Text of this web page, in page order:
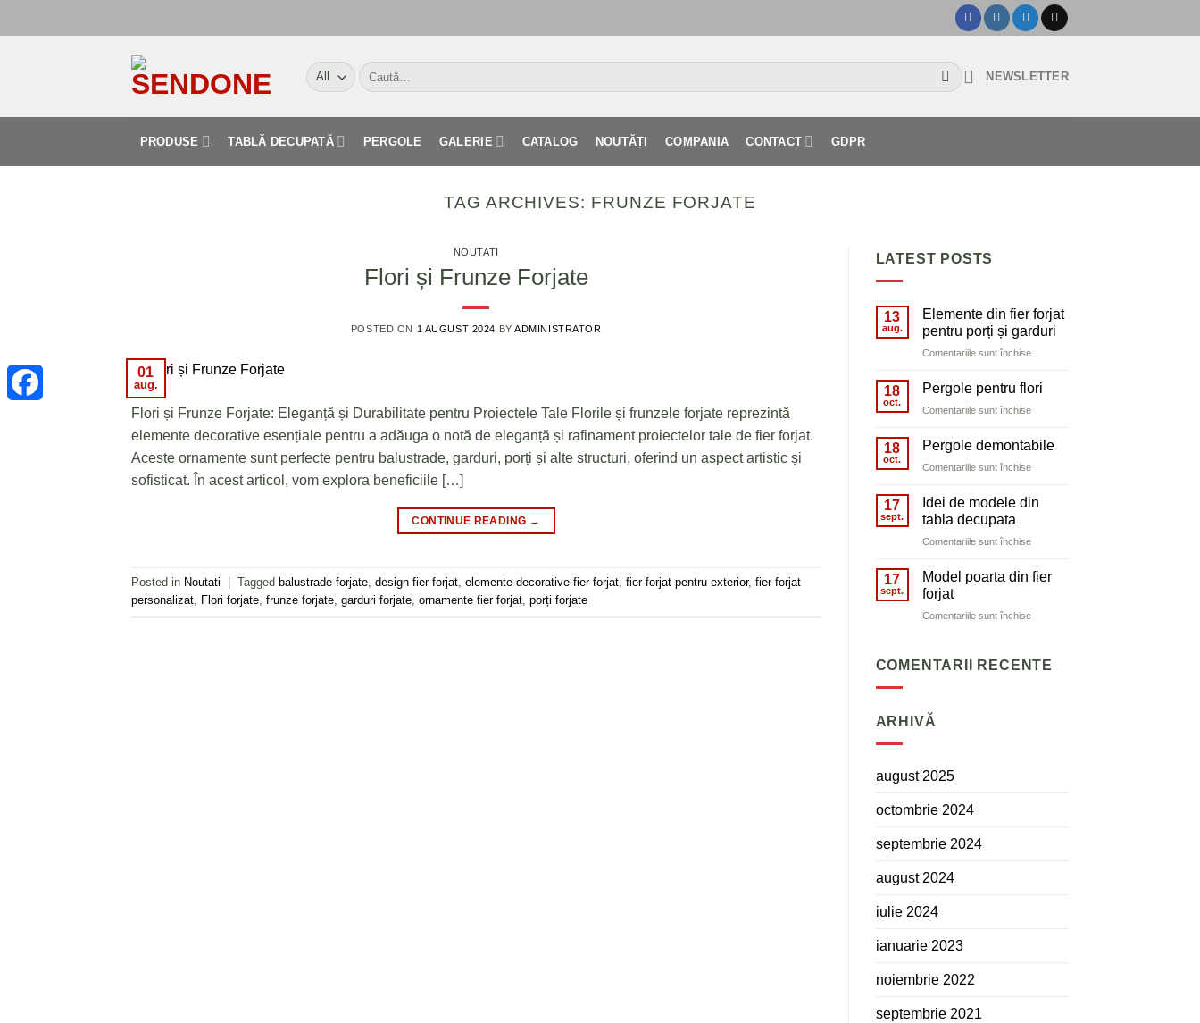
to
Caută
după:
NEWSLETTER
PRODUSE TABLĂ DECUPATĂ PERGOLE GALERIE CATALOG NOUTĂȚI COMPANIA CONTACT GDPR
TAG ARCHIVES: FRUNZE FORJATE
NOUTATI
Flori și Frunze Forjate
POSTED ON 1 AUGUST 2024 BYADMINISTRATOR
01
aug.
Flori și Frunze Forjate: Eleganță și Durabilitate pentru Proiectele Tale Florile și frunzele forjate reprezintă
elemente decorative esențiale pentru a adăuga o notă de eleganță și rafinament proiectelor tale de fier forjat.
Aceste ornamente sunt perfecte pentru balustrade, garduri, porți și alte structuri, oferind un aspect artistic și
sofisticat. În acest articol, vom explora beneficiile […]
CONTINUE READING →
Posted in Noutati Tagged balustrade forjate, design fier forjat, elemente decorative fier forjat, fier forjat pentru exterior, fier forjat
personalizat, Flori forjate, frunze forjate, garduri forjate, ornamente fier forjat, porți forjate
LATEST POSTS
13
aug.
Elemente din fier forjat
pentru porți și garduri
Comentariile sunt închisepentru
din
forjat
porți
și
18
oct.
Pergole pentru flori
Comentariile sunt închisepentru
pentru
18
oct.
Pergole demontabile
Comentariile sunt închisepentru
demontabile
17
sept.
Idei de modele din
tabla decupata
Comentariile sunt închisepentru
de
tabla
17
sept.
Model poarta din fier
forjat
Comentariile sunt închisepentru
din
COMENTARII RECENTE
ARHIVĂ
august 2025
octombrie 2024
septembrie 2024
august 2024
iulie 2024
ianuarie 2023
noiembrie 2022
septembrie 2021